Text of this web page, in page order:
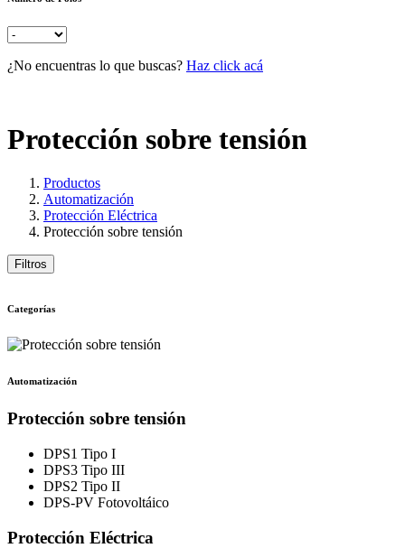
¿No encuentras lo que buscas? Haz click acá
Protección sobre tensión
Productos
Automatización
Protección Eléctrica
Protección sobre tensión
Filtros
Categorías
Automatización
Protección sobre tensión
DPS1 Tipo I
DPS3 Tipo III
DPS2 Tipo II
DPS-PV Fotovoltáico
Protección Eléctrica